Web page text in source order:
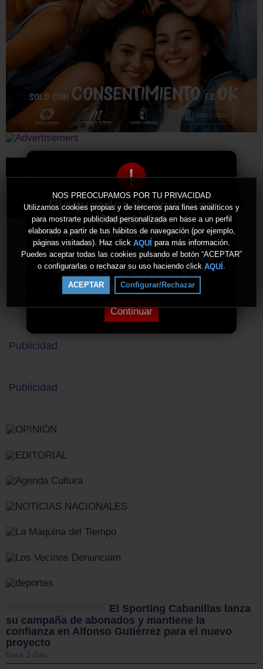
!
Bloqueador de anuncios
detectado!
Hemos detectado que estás usando un
bloqueador de anuncios en tu navegador.
Los anuncios nos permiten mantener y
gestionar este sitio. Por favor, añade
nuestro sitio a la lista blanca de tu
bloqueador de anuncios.
Continuar
NOS PREOCUPAMOS POR TU PRIVACIDAD
Utilizamos cookies propias y de terceros para fines analíticos y
para mostrarte publicidad personalizada en base a un perfil
elaborado a partir de tus hábitos de navegación (por ejemplo,
páginas visitadas). Haz click AQUÍ para más información.
Puedes aceptar todas las cookies pulsando el botón “ACEPTAR”
o configurarlas o rechazar su uso haciendo click AQUÍ .
ACEPTAR Configurar/Rechazar
Publicidad
Publicidad
Publicidad
Publicidad
El Sporting Cabanillas lanza
su campaña de abonados y mantiene la
confianza en Alfonso Gutiérrez para el nuevo
proyecto
Hace 3 días